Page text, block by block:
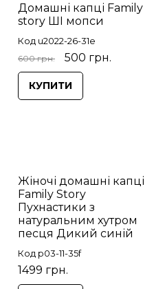
Домашні капці Family
story ШІ мопси
Код u2022-26-31e
600 грн. 500 грн.
КУПИТИ
Жіночі домашні капці
Family Story
Пухнастики з
натуральним хутром
песця Дикий синій
Код p03-11-35f
1499 грн.